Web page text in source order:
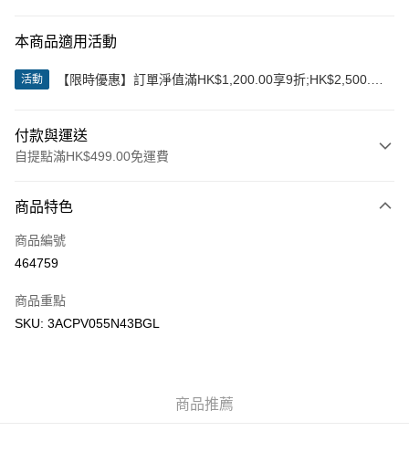
本商品適用活動
活動
【限時優惠】訂單淨值滿HK$1,200.00享9折;HK$2,500.00
付款與運送
自提點滿HK$499.00免運費
信用卡
Apple Pay
AlipayHK
商品特色
商品編號
464759
商品重點
SKU: 3ACPV055N43BGL
商品推薦